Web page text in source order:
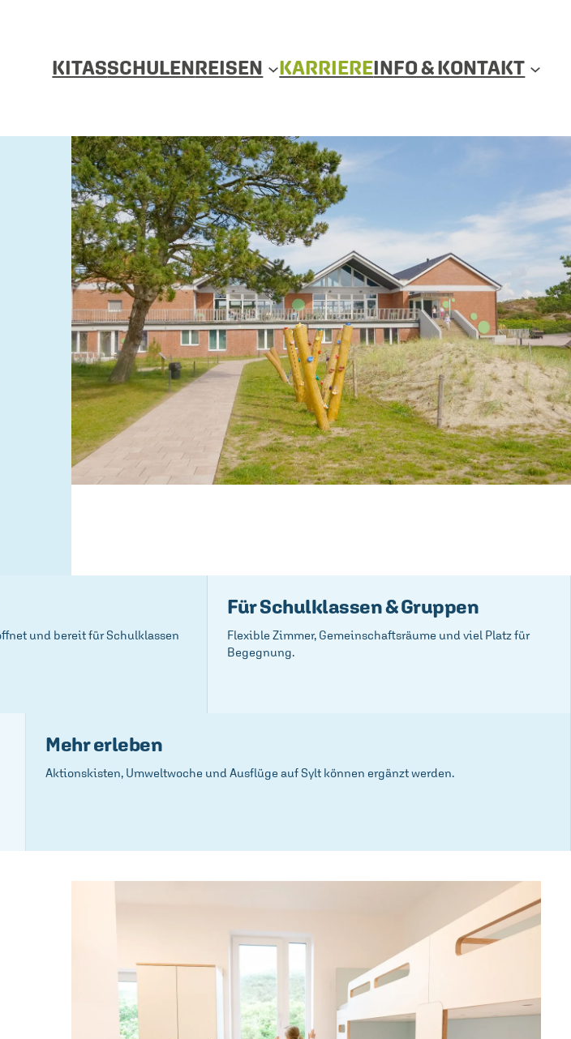
KITASSCHULENREISEN KARRIEREINFO & KONTAKT
und bereit für Schulklassen
Für Schulklassen & Gruppen
Flexible Zimmer, Gemeinschaftsräume und viel Platz für
Begegnung.
Mehr erleben
Aktionskisten, Umweltwoche und Ausflüge auf Sylt können ergänzt werden.